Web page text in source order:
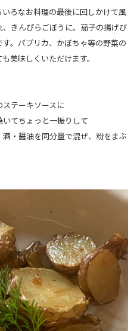
ろなお料理の最後に回しかけて風
きんぴらごぼうに。茄子の揚げび
。パプリカ、かぼちゃ等の野菜の
美味しくいただけます。
ステーキソースに
いてちょっと一振りして
・醤油を同分量で混ぜ、粉をまぶ